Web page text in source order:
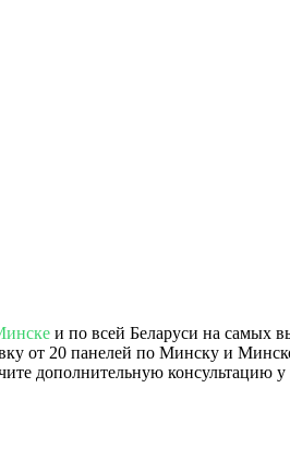
и по всей Беларуси на самых
от 20 панелей по Минску и
дополнительную консультацию у